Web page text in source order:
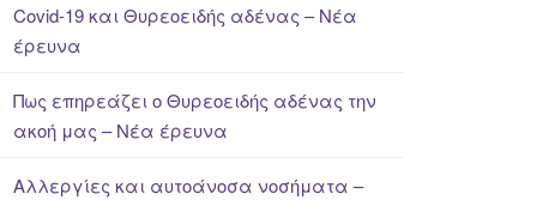
Covid-19 και Θυρεοειδής αδένας – Νέα
έρευνα
Πως επηρεάζει ο Θυρεοειδής αδένας την
ακοή μας – Νέα έρευνα
Αλλεργίες και αυτοάνοσα νοσήματα –